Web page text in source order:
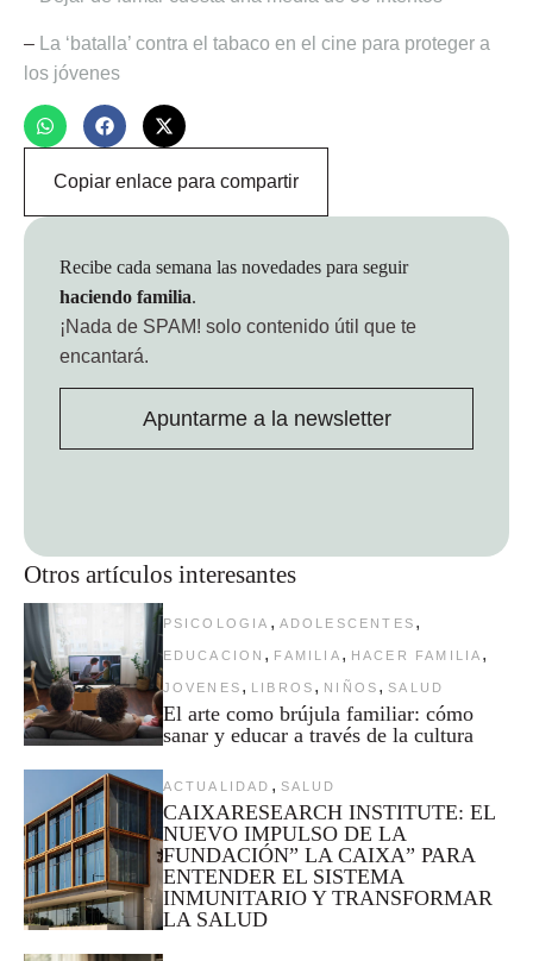
–
La ‘batalla’ contra el tabaco en el cine para proteger a
los jóvenes
Copiar enlace para compartir
Otros artículos interesantes
PSICOLOGIA , ADOLESCENTES ,
EDUCACION , FAMILIA , HACER FAMILIA ,
JOVENES , LIBROS , NIÑOS , SALUD
El arte como brújula familiar: cómo
sanar y educar a través de la cultura
ACTUALIDAD , SALUD
CAIXARESEARCH INSTITUTE: EL
NUEVO IMPULSO DE LA
FUNDACIÓN” LA CAIXA” PARA
ENTENDER EL SISTEMA
INMUNITARIO Y TRANSFORMAR
LA SALUD
Recibe cada semana las novedades para seguir
haciendo familia.
¡Nada de SPAM! solo contenido útil que te
encantará.
Apuntarme a la newsletter